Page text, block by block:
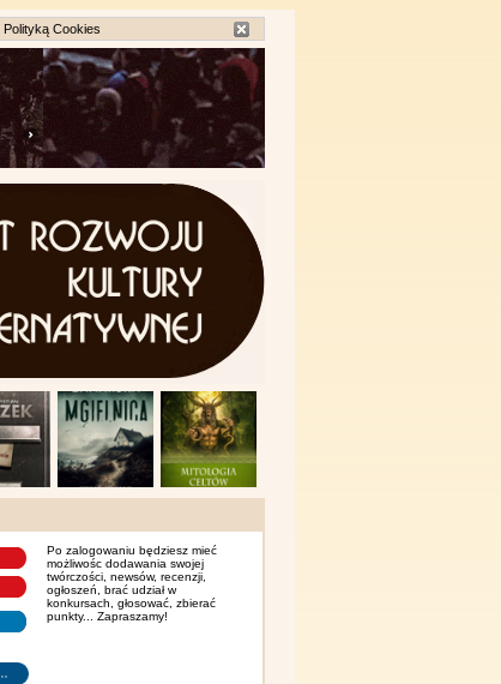
Polityką Cookies
Po zalogowaniu będziesz mieć
możliwośc dodawania swojej
twórczości, newsów, recenzji,
ogłoszeń, brać udział w
konkursach, głosować, zbierać
punkty... Zapraszamy!